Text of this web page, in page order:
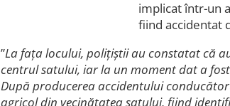
implicat într-un
fiind accidentat
”La fața locului, polițiștii au constatat că
centrul satului, iar la un moment dat a
După producerea accidentului
agricol din vecinătatea satului, fiind